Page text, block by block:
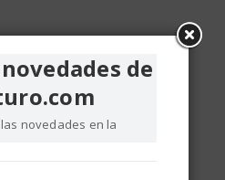
de
novedades en la